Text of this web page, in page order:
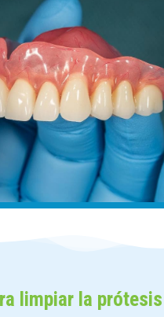
limpiar la prótesis